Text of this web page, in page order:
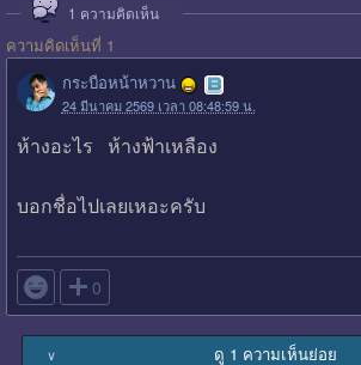
1 ความคิดเห็น
ความคิดเห็นที่ 1
กระบือหน้าหวาน
24 มีนาคม 2569 เวลา 08:48:59 น.
ห้างอะไร ห้างฟ้าเหลือง
บอกชื่อไปเลยเหอะครับ
 0
∨ ดู 1 ความเห็นย่อย